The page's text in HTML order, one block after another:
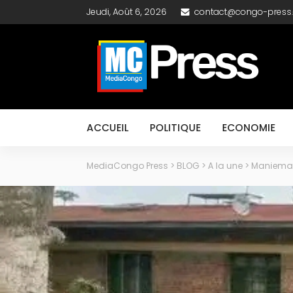
Jeudi, Août 6, 2026 contact@congo-
ACCUEIL POLITIQUE ECONOMIE
MediaCongo Press > BLOG > A la une >